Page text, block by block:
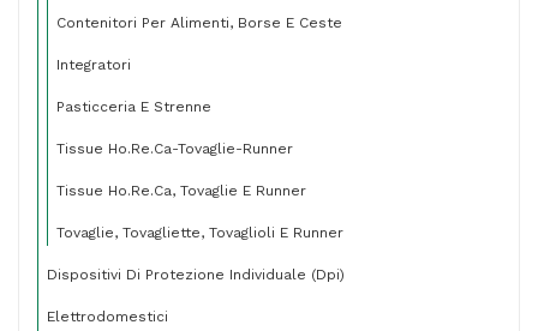
Contenitori Per Alimenti, Borse E Ceste
Integratori
Pasticceria E Strenne
Tissue Ho.re.ca-Tovaglie-Runner
Tissue Ho.re.ca, Tovaglie E Runner
Tovaglie, Tovagliette, Tovaglioli E Runner
Dispositivi Di Protezione Individuale (dpi)
Elettrodomestici